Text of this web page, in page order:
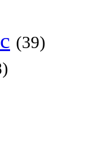
(39)